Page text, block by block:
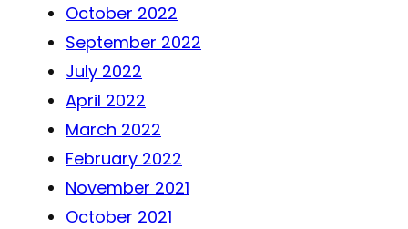
October 2022
September 2022
July 2022
April 2022
March 2022
February 2022
November 2021
October 2021